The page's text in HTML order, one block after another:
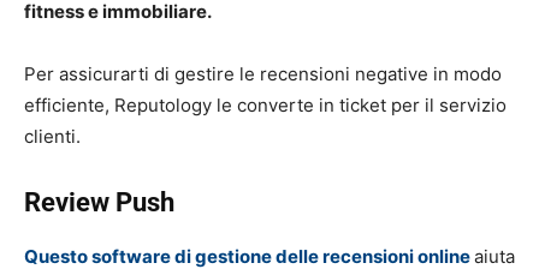
fitness e immobiliare.
Per assicurarti di gestire le recensioni negative in modo
efficiente, Reputology le converte in ticket per il servizio
clienti.
Review Push
Questo software di gestione delle recensioni onlineaiuta